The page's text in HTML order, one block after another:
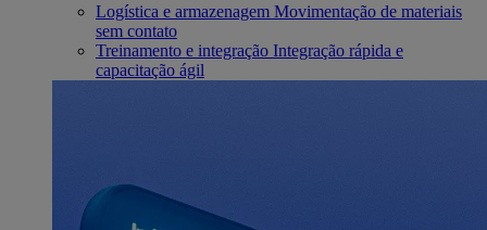
Logística e armazenagem Movimentação de materiais
sem contato
Treinamento e integração Integração rápida e
capacitação ágil